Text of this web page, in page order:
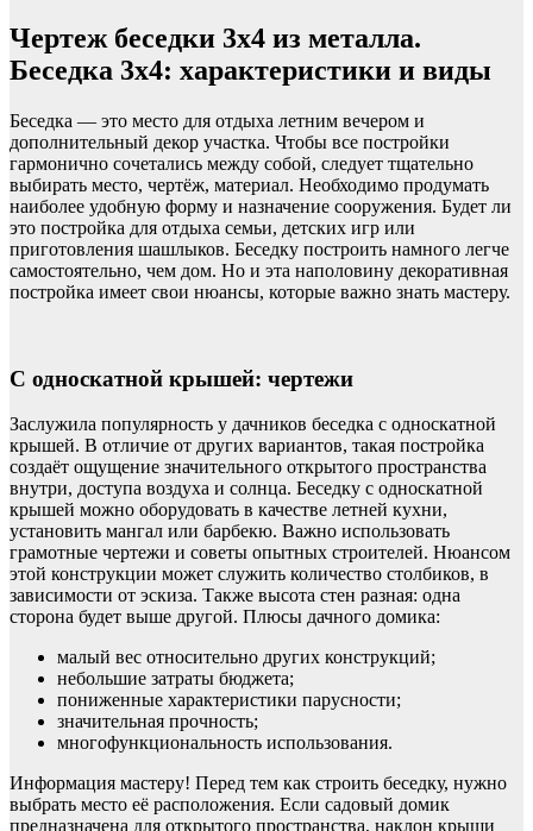
Чертеж беседки 3х4 из металла.
Беседка 3х4: характеристики и виды
Беседка — это место для отдыха летним вечером и
дополнительный декор участка. Чтобы все постройки
гармонично сочетались между собой, следует тщательно
выбирать место, чертёж, материал. Необходимо продумать
наиболее удобную форму и назначение сооружения. Будет ли
это постройка для отдыха семьи, детских игр или
приготовления шашлыков. Беседку построить намного легче
самостоятельно, чем дом. Но и эта наполовину декоративная
постройка имеет свои нюансы, которые важно знать мастеру.
С односкатной крышей: чертежи
Заслужила популярность у дачников беседка с односкатной
крышей. В отличие от других вариантов, такая постройка
создаёт ощущение значительного открытого пространства
внутри, доступа воздуха и солнца. Беседку с односкатной
крышей можно оборудовать в качестве летней кухни,
установить мангал или барбекю. Важно использовать
грамотные чертежи и советы опытных строителей. Нюансом
этой конструкции может служить количество столбиков, в
зависимости от эскиза. Также высота стен разная: одна
сторона будет выше другой. Плюсы дачного домика:
малый вес относительно других конструкций;
небольшие затраты бюджета;
пониженные характеристики парусности;
значительная прочность;
многофункциональность использования.
Информация мастеру! Перед тем как строить беседку, нужно
выбрать место её расположения. Если садовый домик
предназначена для открытого пространства, наклон крыши